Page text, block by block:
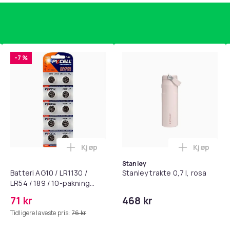
betyder, at dine vine kan hvile uforstyrret,
den rigtige flaske selv i svagt lys.
Energiklasse G - Støjniveau:
til temperaturjustering (12-18
14
5200ebcd-c61b-4064-830b-f9b919109704
- mage- og kjernetrening, yoga og
for Bose QC35 I/II, QC25, QC15, QC 2 AE 2, AE 2i, AE 2w,
-7 %
Batteri AG10 / LR1130 /
LR54 / 189 / 10-pakning
71 kr
Tidligere laveste pris: 76 kr
Legg Batteri AG10 / LR1130 / LR54 / 189
Kjøp
Stanley
Stanley trakte 0,7 l, rosa
468 kr
Legg
Kjøp